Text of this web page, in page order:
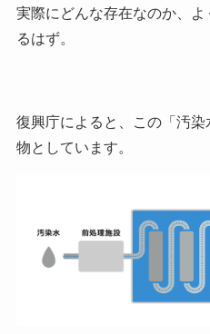
実際にどんな存在なのか、
るはず。
復興庁によると、この「汚
物としています。